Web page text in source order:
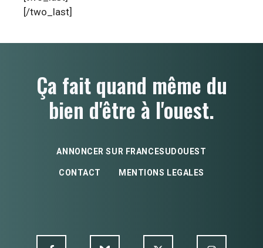
[/two_last]
Ça fait quand même du
bien d'être à l'ouest.
ANNONCER SUR FRANCESUDOUEST
CONTACT MENTIONS LEGALES